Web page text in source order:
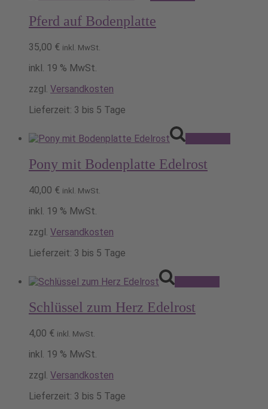
Pferd auf Bodenplatte
35,00 € inkl. MwSt.
inkl. 19 % MwSt.
zzgl. Versandkosten
Lieferzeit: 3 bis 5 Tage
Pony mit Bodenplatte Edelrost
40,00 € inkl. MwSt.
inkl. 19 % MwSt.
zzgl. Versandkosten
Lieferzeit: 3 bis 5 Tage
Schlüssel zum Herz Edelrost
4,00 € inkl. MwSt.
inkl. 19 % MwSt.
zzgl. Versandkosten
Lieferzeit: 3 bis 5 Tage